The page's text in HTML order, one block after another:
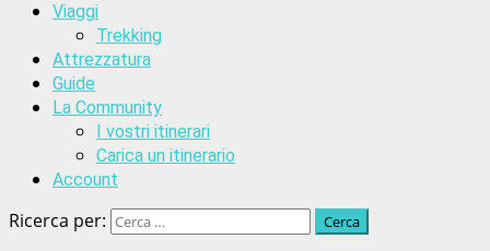
Viaggi
Trekking
Attrezzatura
Guide
La Community
I vostri itinerari
Carica un itinerario
Account
Ricerca per: